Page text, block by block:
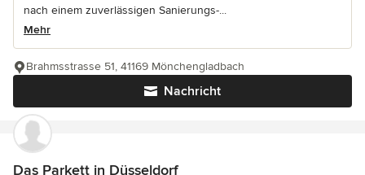
nach einem zuverlässigen Sanierungs-...
Mehr
Nachricht
Brahmsstrasse 51, 41169 Mönchengladbach
Das Parkett in Düsseldorf